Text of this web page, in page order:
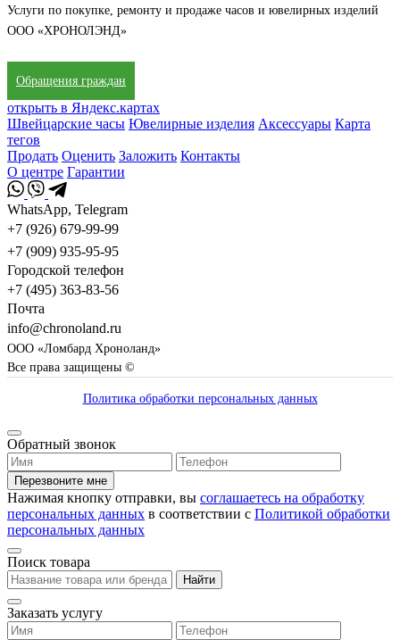
Услуги по покупке, ремонту и продаже часов и ювелирных изделий
ООО «ХРОНОЛЭНД»
Обращения граждан
открыть в Яндекс.картах
Швейцарские часы Ювелирные изделия Аксессуары Карта
тегов
Продать Оценить Заложить Контакты
О центре Гарантии
WhatsApp, Telegram
+7 (926) 679-99-99
+7 (909) 935-95-95
Городской телефон
+7 (495) 363-83-56
Почта
info@chronoland.ru
ООО «Ломбард Хроноланд»
Все права защищены ©
Политика обработки персональных данных
Обратный звонок
Перезвоните мне
Нажимая кнопку отправки, вы соглашаетесь на обработку
персональных данных в соответствии с Политикой обработки
персональных данных
Поиск товара
Найти
Заказать услугу